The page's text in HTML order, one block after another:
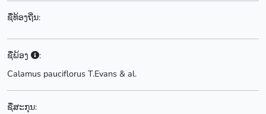
ຊື່ທ້ອງຖີ່ນ:
ຊື່ພ້ອງ
:
Calamus pauciflorus T.Evans & al.
ຊື່ສະກຸນ: